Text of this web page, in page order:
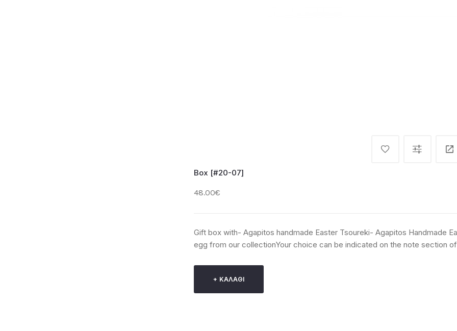
Box [#20-07]
48.00€
Gift box with- Agapitos handmade Easter Tsoureki- Agapitos Handmade
egg from our collectionYour choice can be indicated on the note section
ΚΑΛΆΘΙ